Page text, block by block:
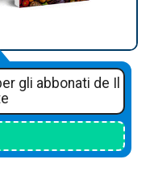
gli abbonati de Il